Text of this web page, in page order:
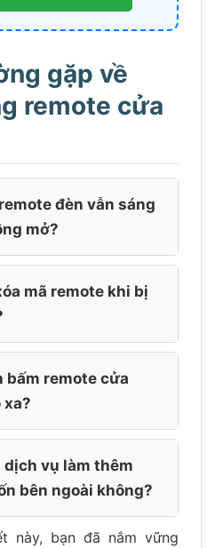
gặp về
remote cửa
đèn vẫn sáng
mở?
mã remote khi bị
bấm remote cửa
xa?
dịch vụ làm thêm
bên ngoài không?
này, bạn đã nắm vững